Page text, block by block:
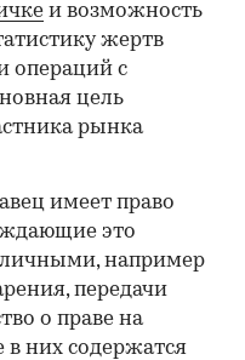
и возможность
жертв
операций с
цель
рынка
имеет право
это
например
передачи
о праве на
в них содержатся